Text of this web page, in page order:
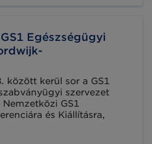
kórházi innovációk
a jogszabályi
következő
Egészségügyi
között kerül sor a GS1
szervezet
GS1
és Kiállításra,
nál is több résztvevő,
erre az évente két